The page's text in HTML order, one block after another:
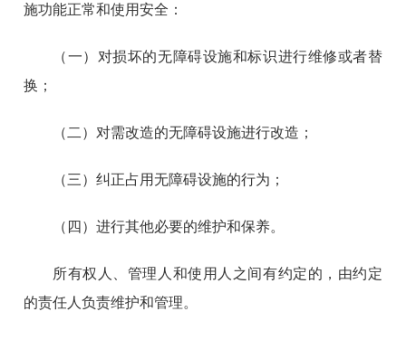
施功能正常和使用安全：
（一）对损坏的无障碍设施和标识进行维修或者替
换；
（二）对需改造的无障碍设施进行改造；
（三）纠正占用无障碍设施的行为；
（四）进行其他必要的维护和保养。
所有权人、管理人和使用人之间有约定的，由约定
的责任人负责维护和管理。